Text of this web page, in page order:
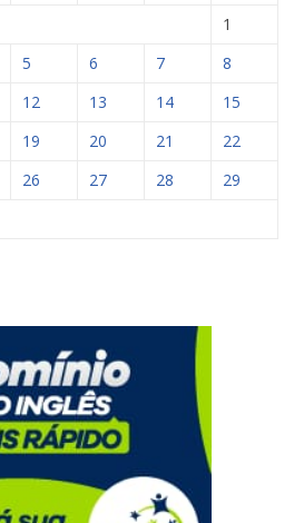
1
5 6 7
8
12 13 14
15
19 20 21
22
26 27 28
29